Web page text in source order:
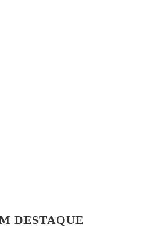
DESTAQUE